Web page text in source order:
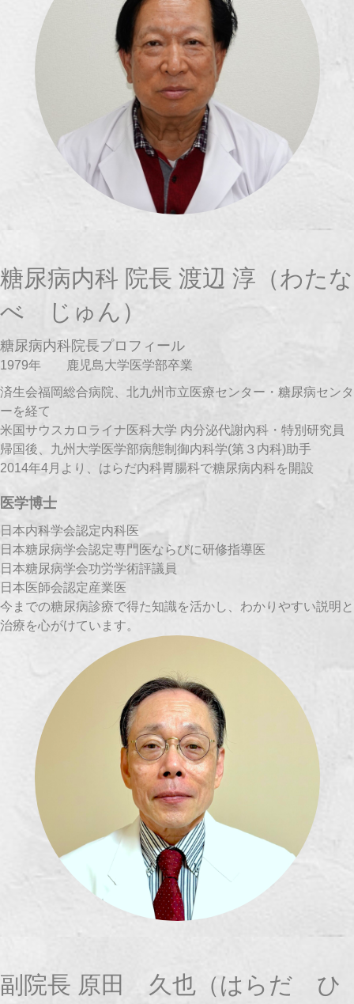
糖尿病内科 院長 渡辺 淳（わたな
べ じゅん）
糖尿病内科院長プロフィール
1979年 鹿児島大学医学部卒業
済生会福岡総合病院、北九州市立医療センター・糖尿病センタ
ーを経て
米国サウスカロライナ医科大学 内分泌代謝內科・特別研究員
帰国後、九州大学医学部病態制御内科学(第３内科)助手
2014年4月より、はらだ内科胃腸科で糖尿病内科を開設
医学博士
日本内科学会認定内科医
日本糖尿病学会認定専門医ならびに研修指導医
日本糖尿病学会功労学術評議員
日本医師会認定産業医
今までの糖尿病診療で得た知識を活かし、わかりやすい説明と
治療を心がけています。
副院長 原田 久也（はらだ ひ